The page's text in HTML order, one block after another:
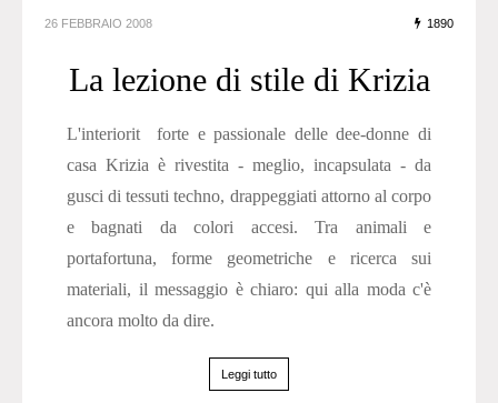
26 FEBBRAIO 2008 1890
La lezione di stile di Krizia
L'interiorit forte e passionale delle dee-donne di
casa Krizia è rivestita - meglio, incapsulata - da
gusci di tessuti techno, drappeggiati attorno al corpo
e bagnati da colori accesi. Tra animali e
portafortuna, forme geometriche e ricerca sui
materiali, il messaggio è chiaro: qui alla moda c'è
ancora molto da dire.
Leggi tutto